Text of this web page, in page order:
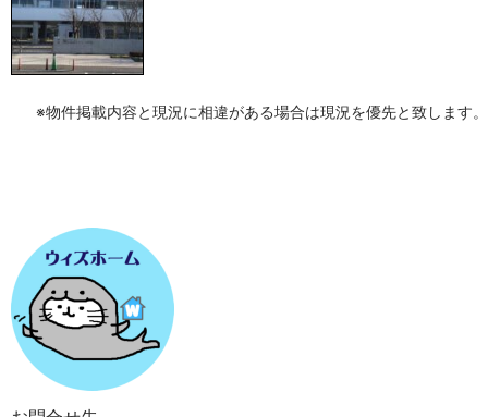
※物件掲載内容と現況に相違がある場合は現況を優先と致します。